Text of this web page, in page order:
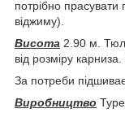
потрібно
віджиму).
Висота 2.90 м.
від розміру
За потреби
Виробництво